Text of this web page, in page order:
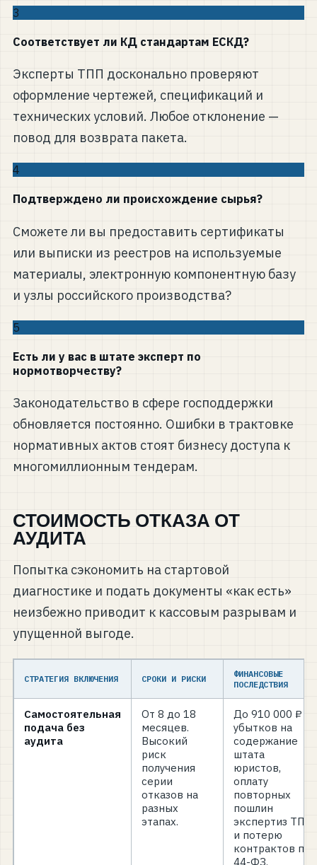
3
Соответствует ли КД стандартам ЕСКД?
Эксперты ТПП досконально проверяют
оформление чертежей, спецификаций и
технических условий. Любое отклонение —
повод для возврата пакета.
4
Подтверждено ли происхождение сырья?
Сможете ли вы предоставить сертификаты
или выписки из реестров на используемые
материалы, электронную компонентную базу
и узлы российского производства?
5
Есть ли у вас в штате эксперт по
нормотворчеству?
Законодательство в сфере господдержки
обновляется постоянно. Ошибки в трактовке
нормативных актов стоят бизнесу доступа к
многомиллионным тендерам.
СТОИМОСТЬ ОТКАЗА ОТ
АУДИТА
Попытка сэкономить на стартовой
диагностике и подать документы «как есть»
неизбежно приводит к кассовым разрывам и
упущенной выгоде.
СТРАТЕГИЯ ВКЛЮЧЕНИЯ СРОКИ И РИСКИ
ФИНАНСОВЫЕ
ПОСЛЕДСТВИЯ
Самостоятельная
подача без
аудита
От 8 до 18
месяцев.
Высокий
риск
получения
серии
отказов на
разных
этапах.
До 910 000 ₽
убытков на
содержание
штата
юристов,
оплату
повторных
пошлин
экспертиз ТПП
и потерю
контрактов по
44-ФЗ.